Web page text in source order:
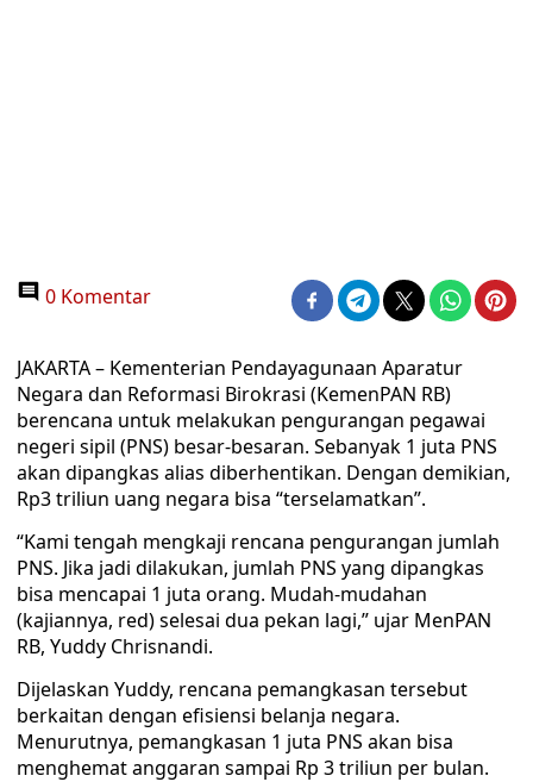
0 Komentar
JAKARTA – Kementerian Pendayagunaan Aparatur
Negara dan Reformasi Birokrasi (KemenPAN RB)
berencana untuk melakukan pengurangan pegawai
negeri sipil (PNS) besar-besaran. Sebanyak 1 juta PNS
akan dipangkas alias diberhentikan. Dengan demikian,
Rp3 triliun uang negara bisa “terselamatkan”.
“Kami tengah mengkaji rencana pengurangan jumlah
PNS. Jika jadi dilakukan, jumlah PNS yang dipangkas
bisa mencapai 1 juta orang. Mudah-mudahan
(kajiannya, red) selesai dua pekan lagi,” ujar MenPAN
RB, Yuddy Chrisnandi.
Dijelaskan Yuddy, rencana pemangkasan tersebut
berkaitan dengan efisiensi belanja negara.
Menurutnya, pemangkasan 1 juta PNS akan bisa
menghemat anggaran sampai Rp 3 triliun per bulan.